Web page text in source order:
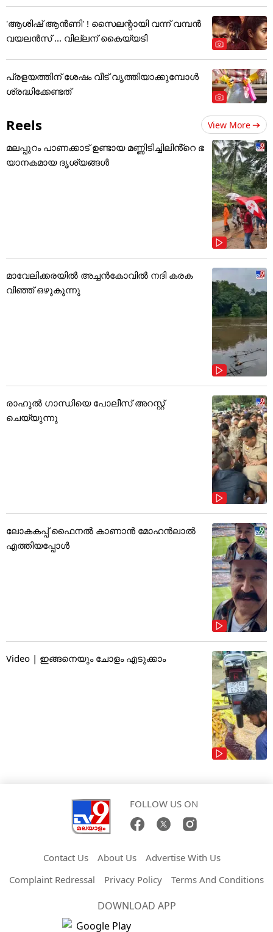
'ആശിഷ് ആൻണി' ! സൈലന്റായി വന്ന് വമ്പൻ
വയലൻസ് ... വില്ലന് കൈയ്യടി
പ്രളയത്തിന് ശേഷം വീട് വൃത്തിയാക്കുമ്പോൾ
ശ്രദ്ധിക്കേണ്ടത്
Reels View More
മലപ്പുറം പാണക്കാട് ഉണ്ടായ മണ്ണിടിച്ചിലിൻ്റെ ഭ
യാനകമായ ദൃശ്യങ്ങൾ
മാവേലിക്കരയിൽ അച്ചൻകോവിൽ നദി കരക
വിഞ്ഞ് ഒഴുകുന്നു
രാഹുൽ ഗാന്ധിയെ പോലീസ് അറസ്റ്റ്
ചെയ്യുന്നു
ലോകകപ്പ് ഫൈനൽ കാണാൻ മോഹൻലാൽ
എത്തിയപ്പോൾ
Video | ഇങ്ങനെയും ചോളം എടുക്കാം
FOLLOW US ON
Contact Us About Us
Advertise With Us
Complaint Redressal
Privacy Policy Terms And Conditions
DOWNLOAD APP